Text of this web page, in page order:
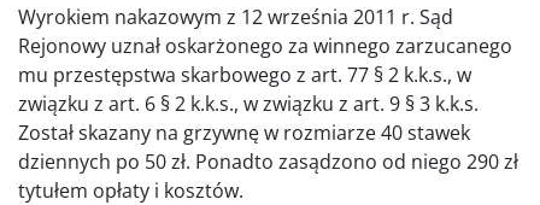
Wyrokiem nakazowym z 12 września 2011 r. Sąd
Rejonowy uznał oskarżonego za winnego zarzucanego
mu przestępstwa skarbowego z art. 77 § 2 k.k.s., w
związku z art. 6 § 2 k.k.s., w związku z art. 9 § 3 k.k.s.
Został skazany na grzywnę w rozmiarze 40 stawek
dziennych po 50 zł. Ponadto zasądzono od niego 290 zł
tytułem opłaty i kosztów.